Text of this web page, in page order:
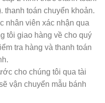
thanh toán chuyển khoản.
nhân viên xác nhận qua
tôi giao hàng về cho quý
tra hàng và thanh toán
cho chúng tôi qua tài
vận chuyển mẫu bánh